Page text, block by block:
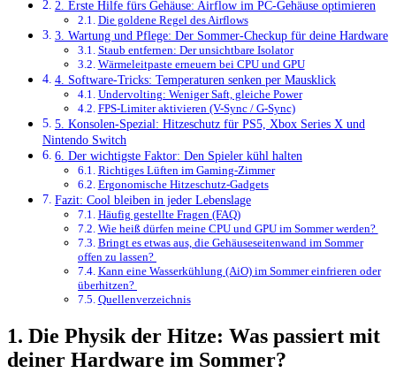
2. Erste Hilfe fürs Gehäuse: Airflow im PC-Gehäuse optimieren
Die goldene Regel des Airflows
3. Wartung und Pflege: Der Sommer-Checkup für deine Hardware
Staub entfernen: Der unsichtbare Isolator
Wärmeleitpaste erneuern bei CPU und GPU
4. Software-Tricks: Temperaturen senken per Mausklick
Undervolting: Weniger Saft, gleiche Power
FPS-Limiter aktivieren (V-Sync / G-Sync)
5. Konsolen-Spezial: Hitzeschutz für PS5, Xbox Series X und
Nintendo Switch
6. Der wichtigste Faktor: Den Spieler kühl halten
Richtiges Lüften im Gaming-Zimmer
Ergonomische Hitzeschutz-Gadgets
Fazit: Cool bleiben in jeder Lebenslage
Häufig gestellte Fragen (FAQ)
Wie heiß dürfen meine CPU und GPU im Sommer werden?
Bringt es etwas aus, die Gehäuseseitenwand im Sommer
offen zu lassen?
Kann eine Wasserkühlung (AiO) im Sommer einfrieren oder
überhitzen?
Quellenverzeichnis
1. Die Physik der Hitze: Was passiert mit
deiner Hardware im Sommer?